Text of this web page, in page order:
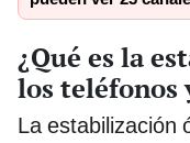
¿Qué es la
los teléfonos
La estabilización